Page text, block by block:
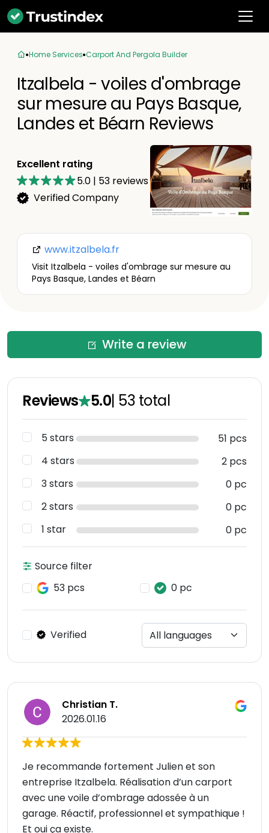
Home Services Carport And Pergola Builder
Itzalbela - voiles d'ombrage
sur mesure au Pays Basque,
Landes et Béarn Reviews
Excellent rating
5.0 | 53 reviews
Verified Company
www.itzalbela.fr
Visit Itzalbela - voiles d'ombrage sur mesure au
Pays Basque, Landes et Béarn
Write a review
Reviews 5.0| 53 total
5 stars
51 pcs
4 stars
2 pcs
3 stars
0 pc
2 stars
0 pc
1 star
0 pc
Source filter
53 pcs
0 pc
Verified
Christian T.
2026.01.16
Je recommande fortement Julien et son
entreprise Itzalbela. Réalisation d’un carport
avec une voile d’ombrage adossée à un
garage. Réactif, professionnel et sympathique !
Et oui ça existe.